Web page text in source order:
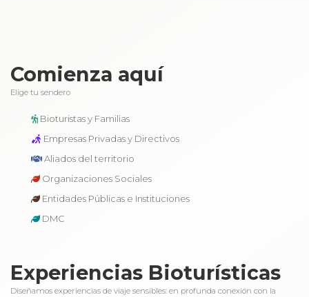
Comienza aquí
Elige tu sendero
Bioturistas y Familias
Empresas Privadas y Directivos
Aliados del territorio
Organizaciones Sociales
Entidades Públicas e Instituciones
DMC
Experiencias Bioturísticas
Diseñamos experiencias de viaje sensibles: en profunda conexión con la